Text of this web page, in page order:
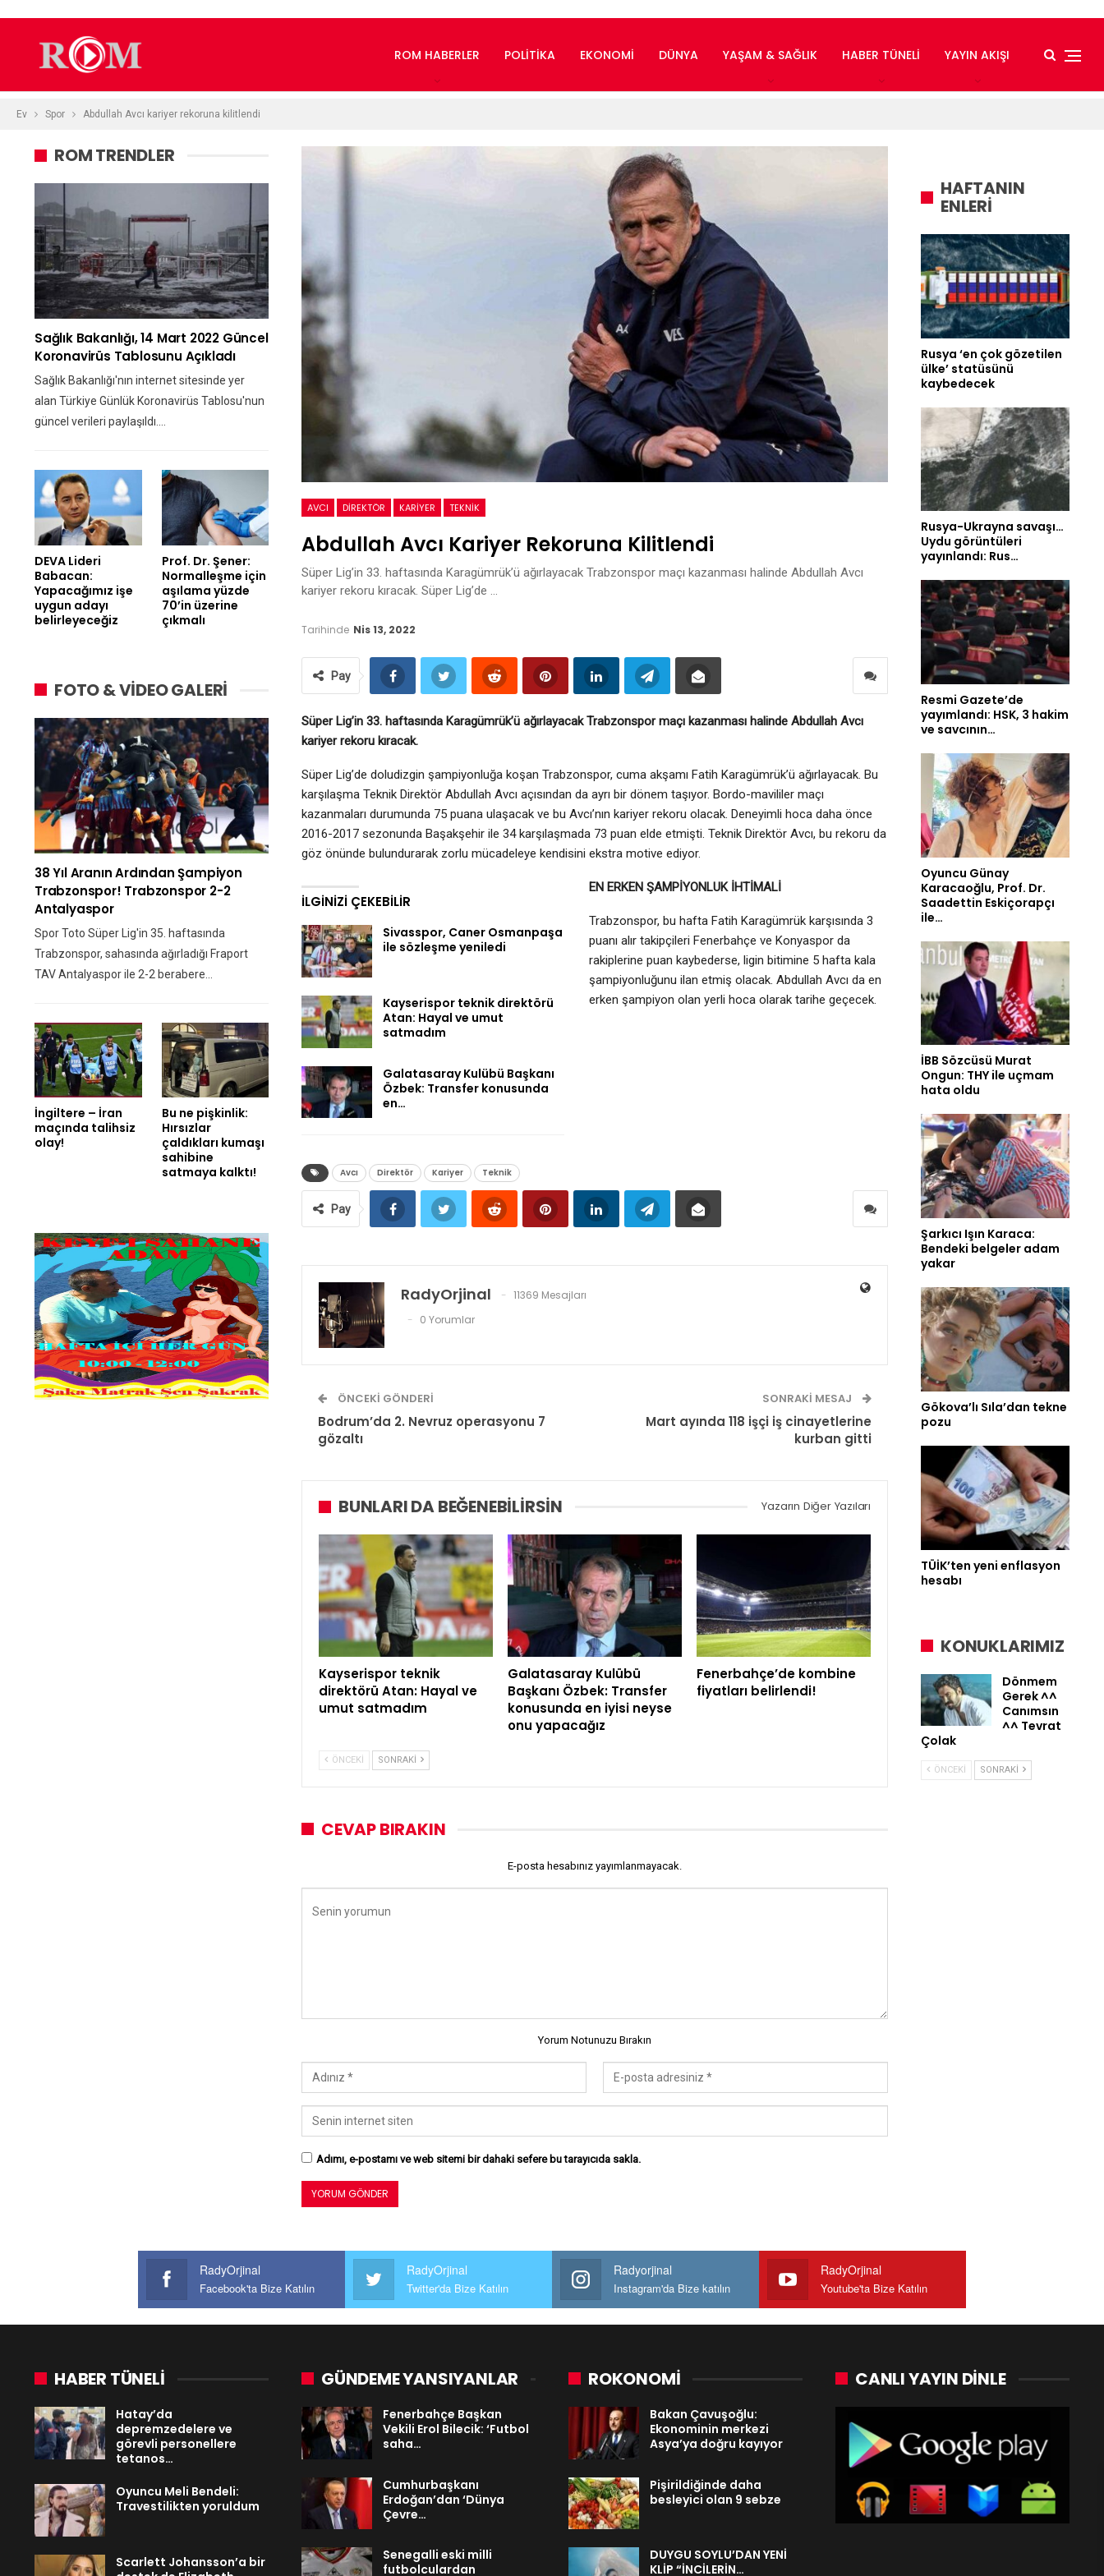
ROM HABERLER POLITIKA EKONOMI DÜNYA YAŞAM & SAĞLIK HABER TÜNELI YAYIN AKIŞI
Ev Spor Abdullah Avcı kariyer rekoruna kilitlendi
AVCI DIREKTÖR KARIYER TEKNIK
Abdullah Avcı Kariyer Rekoruna Kilitlendi
Süper Lig’in 33. haftasında Karagümrük’ü ağırlayacak Trabzonspor maçı kazanması halinde Abdullah Avcı
kariyer rekoru kıracak. Süper Lig’de …
Tarihinde Nis 13, 2022
Pay
Süper Lig’in 33. haftasında Karagümrük’ü ağırlayacak Trabzonspor maçı kazanması halinde Abdullah Avcı
kariyer rekoru kıracak.
Süper Lig’de doludizgin şampiyonluğa koşan Trabzonspor, cuma akşamı Fatih Karagümrük’ü ağırlayacak. Bu
karşılaşma Teknik Direktör Abdullah Avcı açısından da ayrı bir dönem taşıyor. Bordo-mavililer maçı
kazanmaları durumunda 75 puana ulaşacak ve bu Avcı’nın kariyer rekoru olacak. Deneyimli hoca daha önce
2016-2017 sezonunda Başakşehir ile 34 karşılaşmada 73 puan elde etmişti. Teknik Direktör Avcı, bu rekoru da
göz önünde bulundurarak zorlu mücadeleye kendisini ekstra motive ediyor.
İLGINIZI ÇEKEBILIR
Sivasspor, Caner Osmanpaşa
ile sözleşme yeniledi
Kayserispor teknik direktörü
Atan: Hayal ve umut
satmadım
Galatasaray Kulübü Başkanı
Özbek: Transfer konusunda
en…
EN ERKEN ŞAMPİYONLUK İHTİMALİ
Trabzonspor, bu hafta Fatih Karagümrük karşısında 3
puanı alır takipçileri Fenerbahçe ve Konyaspor da
rakiplerine puan kaybederse, ligin bitimine 5 hafta kala
şampiyonluğunu ilan etmiş olacak. Abdullah Avcı da en
erken şampiyon olan yerli hoca olarak tarihe geçecek.
Avcı Direktör Kariyer Teknik
Pay
RadyOrjinal
11369 Mesajları
0 Yorumlar
ÖNCEKI GÖNDERI
Bodrum’da 2. Nevruz operasyonu 7
gözaltı
SONRAKI MESAJ
Mart ayında 118 işçi iş cinayetlerine
kurban gitti
BUNLARI DA BEĞENEBILIRSIN Yazarın Diğer Yazıları
Kayserispor teknik
direktörü Atan: Hayal ve
umut satmadım
Galatasaray Kulübü
Başkanı Özbek: Transfer
konusunda en iyisi neyse
onu yapacağız
Fenerbahçe’de kombine
fiyatları belirlendi!
ÖNCEKI SONRAKI
CEVAP BIRAKIN
E-posta hesabınız yayımlanmayacak.
Yorum Notunuzu Bırakın
Adımı, e-postamı ve web sitemi bir dahaki sefere bu tarayıcıda sakla.
ROM TRENDLER
Sağlık Bakanlığı, 14 Mart 2022 Güncel
Koronavirüs Tablosunu Açıkladı
Sağlık Bakanlığı'nın internet sitesinde yer
alan Türkiye Günlük Koronavirüs Tablosu'nun
güncel verileri paylaşıldı.…
DEVA Lideri
Babacan:
Yapacağımız işe
uygun adayı
belirleyeceğiz
Prof. Dr. Şener:
Normalleşme için
aşılama yüzde
70’in üzerine
çıkmalı
FOTO & VİDEO GALERİ
38 Yıl Aranın Ardından Şampiyon
Trabzonspor! Trabzonspor 2-2
Antalyaspor
Spor Toto Süper Lig'in 35. haftasında
Trabzonspor, sahasında ağırladığı Fraport
TAV Antalyaspor ile 2-2 berabere…
İngiltere – İran
maçında talihsiz
olay!
Bu ne pişkinlik:
Hırsızlar
çaldıkları kumaşı
sahibine
satmaya kalktı!
HAFTANIN
ENLERİ
Rusya ‘en çok gözetilen
ülke’ statüsünü
kaybedecek
Rusya-Ukrayna savaşı…
Uydu görüntüleri
yayınlandı: Rus…
Resmi Gazete’de
yayımlandı: HSK, 3 hakim
ve savcının…
Oyuncu Günay
Karacaoğlu, Prof. Dr.
Saadettin Eskiçorapçı
ile…
İBB Sözcüsü Murat
Ongun: THY ile uçmam
hata oldu
Şarkıcı Işın Karaca:
Bendeki belgeler adam
yakar
Gökova’lı Sıla’dan tekne
pozu
TÜİK’ten yeni enflasyon
hesabı
KONUKLARIMIZ
Dönmem
Gerek ^^
Canımsın
^^ Tevrat
Çolak
ÖNCEKI SONRAKI
RadyOrjinal
Facebook'ta Bize Katılın
RadyOrjinal
Twitter'da Bize Katılın
Radyorjinal
Instagram'da Bize katılın
RadyOrjinal
Youtube'ta Bize Katılın
HABER TÜNELİ
Hatay’da
depremzedelere ve
görevli personellere
tetanos…
Oyuncu Meli Bendeli:
Travestilikten yoruldum
Scarlett Johansson’a bir
GÜNDEME YANSIYANLAR
Fenerbahçe Başkan
Vekili Erol Bilecik: ‘Futbol
saha…
Cumhurbaşkanı
Erdoğan’dan ‘Dünya
Çevre…
Senegalli eski milli
futbolculardan
ROKONOMİ
Bakan Çavuşoğlu:
Ekonominin merkezi
Asya’ya doğru kayıyor
Pişirildiğinde daha
besleyici olan 9 sebze
DUYGU SOYLU’DAN YENİ
KLİP “İNCİLERİN…
CANLI YAYIN DINLE